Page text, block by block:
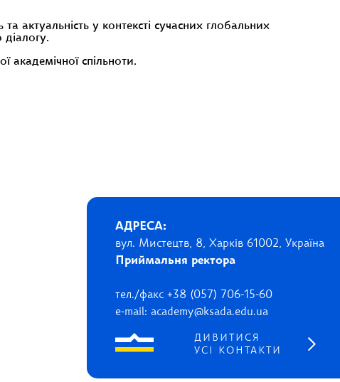
актуальність у контексті сучасних глобальних
академічної спільноти.
АДРЕСА:
вул. Мистецтв, 8, Харків 61002, Україна
Приймальня ректора
тел./факс +38 (057) 706-15-60
e-mail: academy@ksada.edu.ua
ДИВИТИСЯ
УСІ КОНТАКТИ